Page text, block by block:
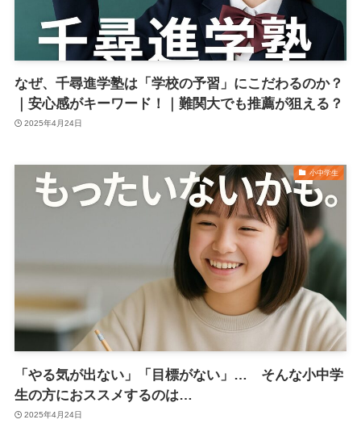
なぜ、千尋進学塾は「学校の予習」にこだわるのか？
｜安心感がキーワード！｜難関大でも推薦が狙える？
2025年4月24日
小中学生
「やる気が出ない」「目標がない」… そんな小中学
生の方におススメするのは…
2025年4月24日